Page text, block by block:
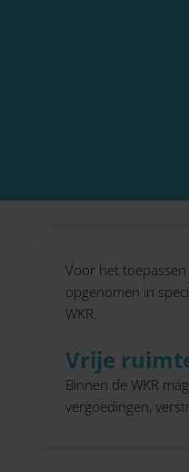
Voor het
opgenomen in
WKR.
Vrije
Binnen de WKR
vergoedingen,